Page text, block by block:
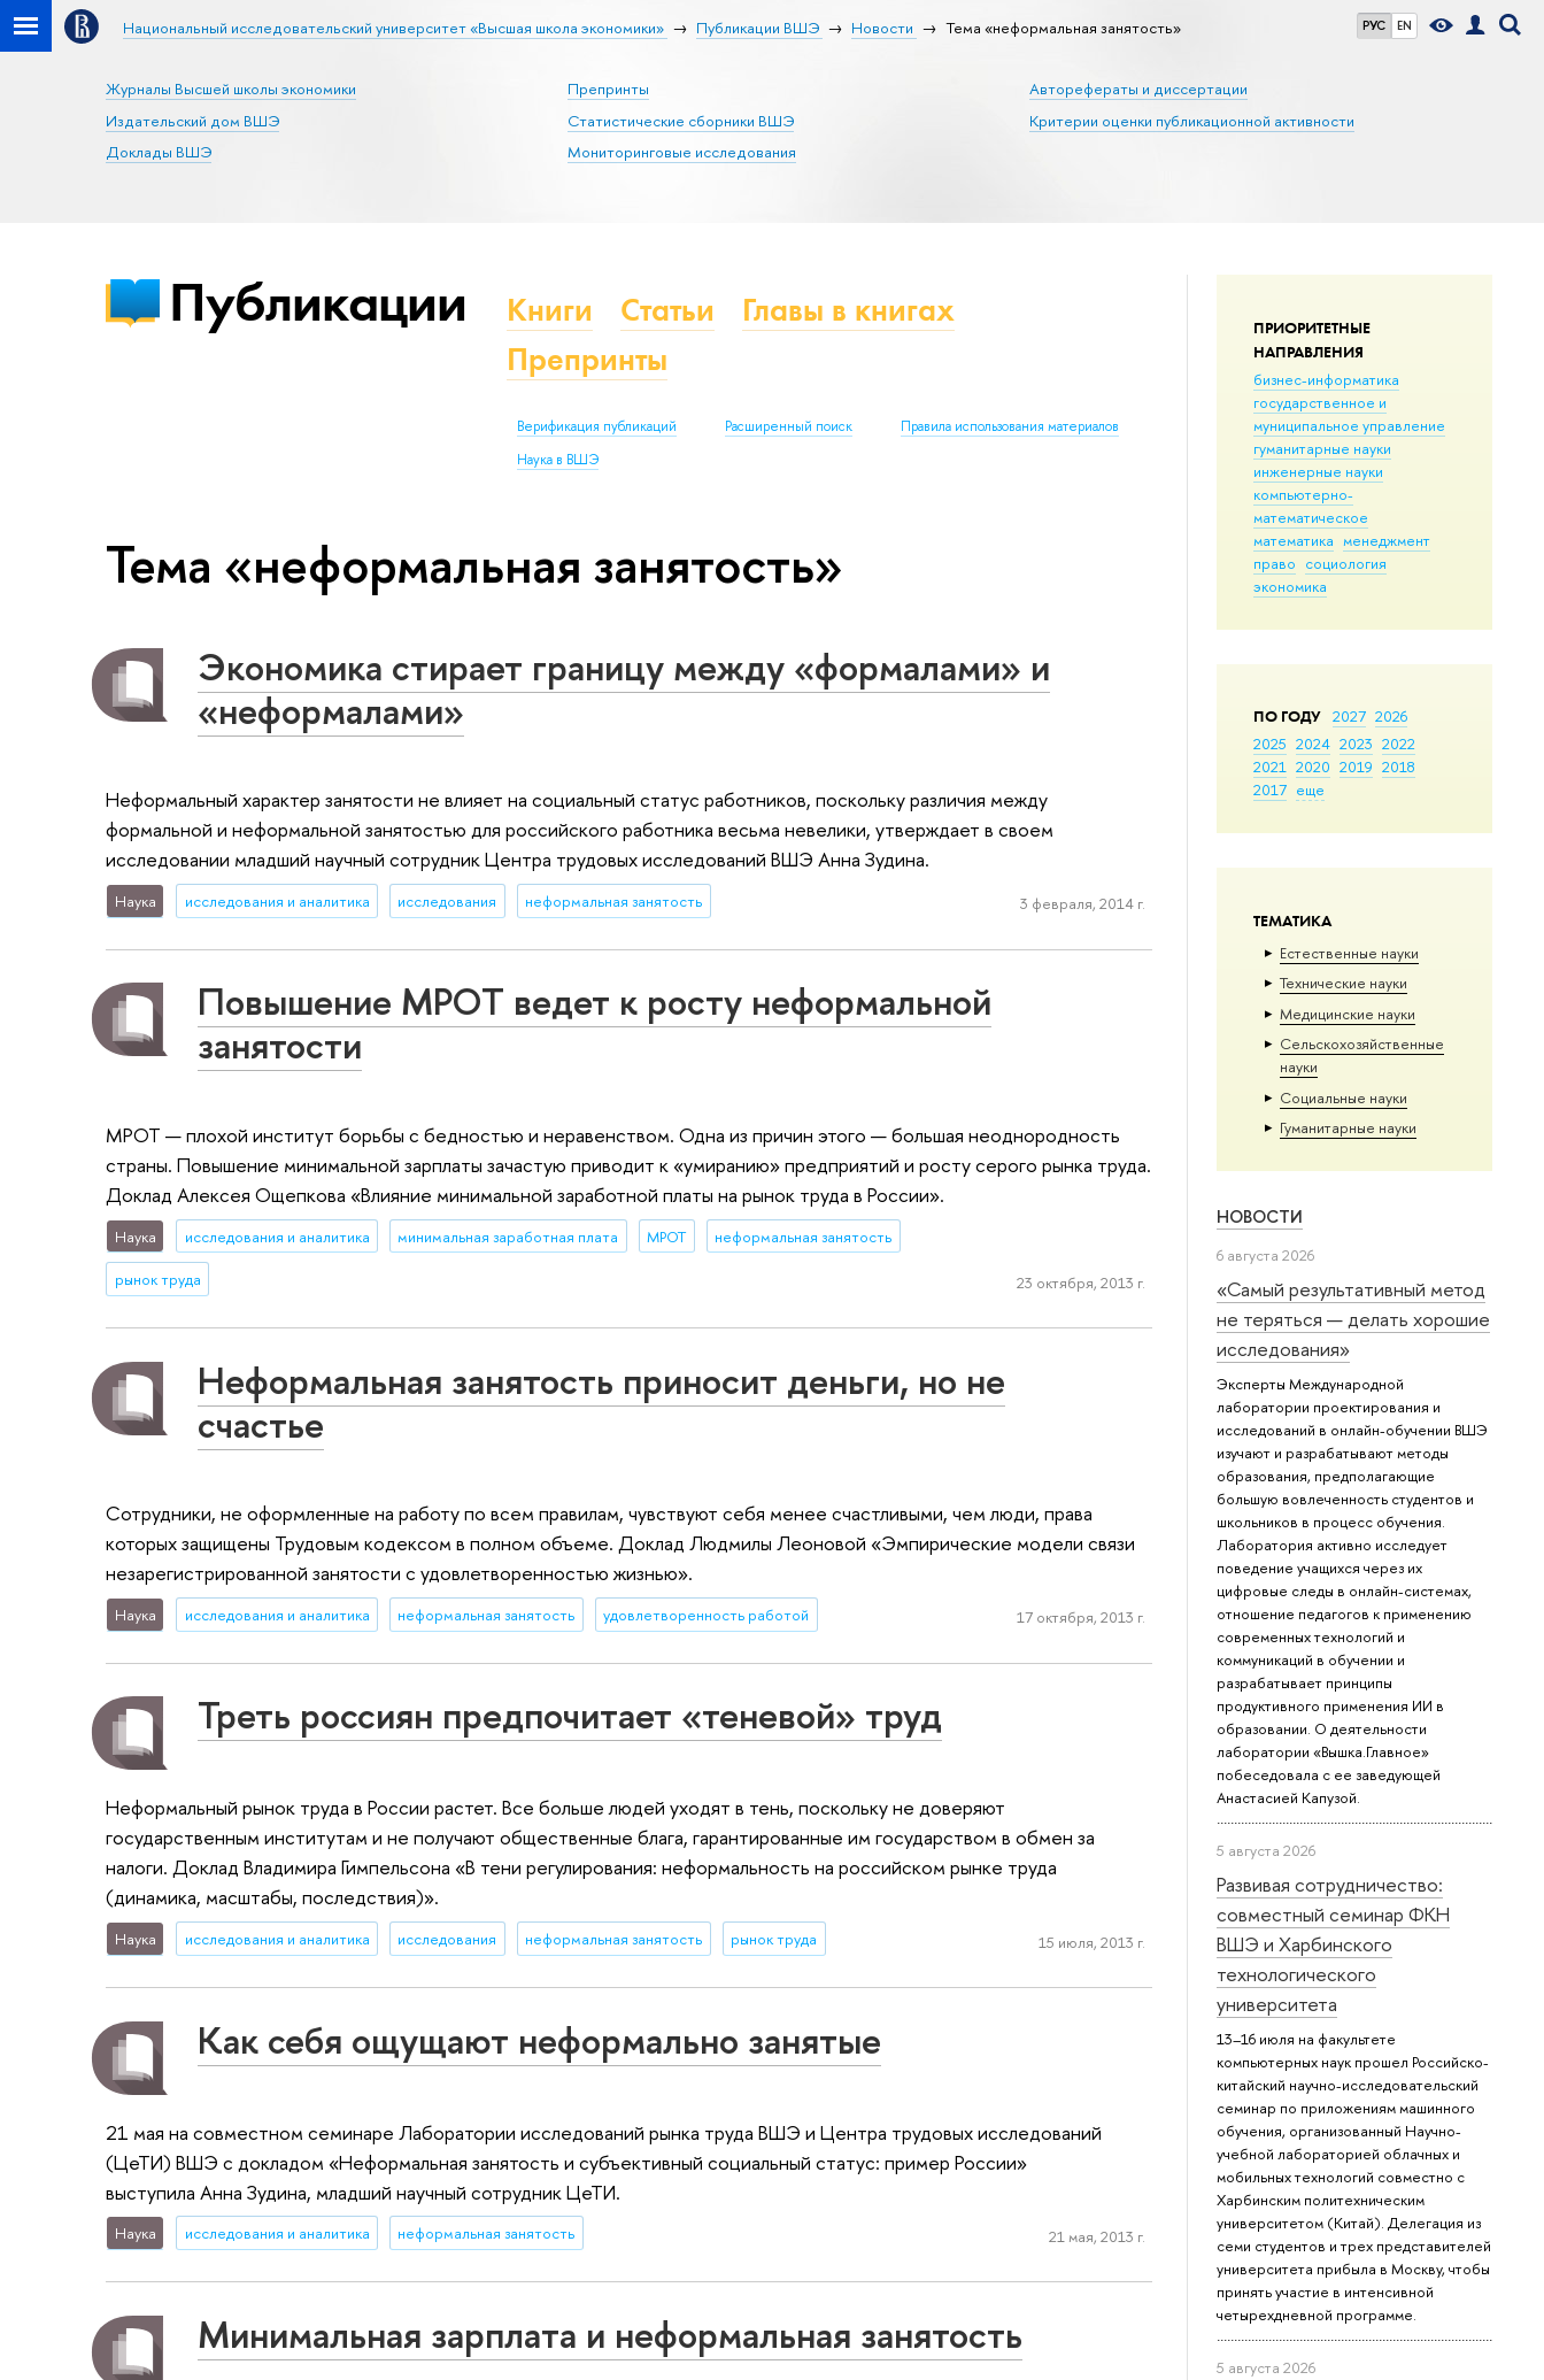
РУС EN
Национальный исследовательский университет «Высшая школа экономики» Публикации ВШЭ Новости Тема «неформальная занятость»
Журналы Высшей школы экономики
Издательский дом ВШЭ
Доклады ВШЭ
Препринты
Статистические сборники ВШЭ
Мониторинговые исследования
Авторефераты и диссертации
Критерии оценки публикационной активности
ПРИОРИТЕТНЫЕ
НАПРАВЛЕНИЯ
бизнес-информатика
государственное и
муниципальное управление
гуманитарные науки
инженерные науки
компьютерно-
математическое
математика менеджмент
право социология
экономика
ПО ГОДУ 2027 2026
2025 2024 2023 2022
2021 2020 2019 2018
2017 еще
ТЕМАТИКА
Естественные науки
Тех­ничес­кие науки
Медицинские науки
Сельскохозяйственные
науки
Социальные науки
Гуманитарные науки
НОВОСТИ
6 августа 2026
«Самый результативный метод
не теряться — делать хорошие
исследования»
Эксперты Международной
лаборатории проектирования и
исследований в онлайн-обучении ВШЭ
изучают и разрабатывают методы
образования, предполагающие
большую вовлеченность студентов и
школьников в процесс обучения.
Лаборатория активно исследует
поведение учащихся через их
цифровые следы в онлайн-системах,
отношение педагогов к применению
современных технологий и
коммуникаций в обучении и
разрабатывает принципы
продуктивного применения ИИ в
образовании. О деятельности
лаборатории «Вышка.Главное»
побеседовала с ее заведующей
Анастасией Капузой.
5 августа 2026
Развивая сотрудничество:
совместный семинар ФКН
ВШЭ и Харбинского
технологического
университета
13–16 июля на факультете
компьютерных наук прошел Российско-
китайский научно-исследовательский
семинар по приложениям машинного
обучения, организованный Научно-
учебной лабораторией облачных и
мобильных технологий совместно с
Харбинским политехническим
университетом (Китай). Делегация из
семи студентов и трех представителей
университета прибыла в Москву, чтобы
принять участие в интенсивной
четырехдневной программе.
5 августа 2026
Публикации Книги Статьи
Главы в книгах
Препринты
Верификация публикаций Расширенный поиск
Правила использования материалов
Наука в ВШЭ
Тема «неформальная занятость»
Экономика стирает границу между «формалами» и
«неформалами»
Неформальный характер занятости не влияет на социальный статус работников, поскольку различия между
формальной и неформальной занятостью для российского работника весьма невелики, утверждает в своем
исследовании младший научный сотрудник Центра трудовых исследований ВШЭ Анна Зудина.
Наука исследования и аналитика исследования неформальная занятость 3 февраля, 2014 г.
Повышение МРОТ ведет к росту неформальной
занятости
МРОТ — плохой институт борьбы с бедностью и неравенством. Одна из причин этого — большая неоднородность
страны. Повышение минимальной зарплаты зачастую приводит к «умиранию» предприятий и росту серого рынка труда.
Доклад Алексея Ощепкова «Влияние минимальной заработной платы на рынок труда в России».
Наука исследования и аналитика минимальная заработная плата МРОТ неформальная занятость
рынок труда 23 октября, 2013 г.
Неформальная занятость приносит деньги, но не
счастье
Сотрудники, не оформленные на работу по всем правилам, чувствуют себя менее счастливыми, чем люди, права
которых защищены Трудовым кодексом в полном объеме. Доклад Людмилы Леоновой «Эмпирические модели связи
незарегистрированной занятости с удовлетворенностью жизнью».
Наука исследования и аналитика неформальная занятость удовлетворенность работой 17 октября, 2013 г.
Треть россиян предпочитает «теневой» труд
Неформальный рынок труда в России растет. Все больше людей уходят в тень, поскольку не доверяют
государственным институтам и не получают общественные блага, гарантированные им государством в обмен за
налоги. Доклад Владимира Гимпельсона «В тени регулирования: неформальность на российском рынке труда
(динамика, масштабы, последствия)».
Наука исследования и аналитика исследования неформальная занятость рынок труда 15 июля, 2013 г.
Как себя ощущают неформально занятые
21 мая на совместном семинаре Лаборатории исследований рынка труда ВШЭ и Центра трудовых исследований
(ЦеТИ) ВШЭ с докладом «Неформальная занятость и субъективный социальный статус: пример России»
выступила Анна Зудина, младший научный сотрудник ЦеТИ.
Наука исследования и аналитика неформальная занятость 21 мая, 2013 г.
Минимальная зарплата и неформальная занятость